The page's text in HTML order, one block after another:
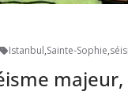
Istanbul,Sainte-Sophie,